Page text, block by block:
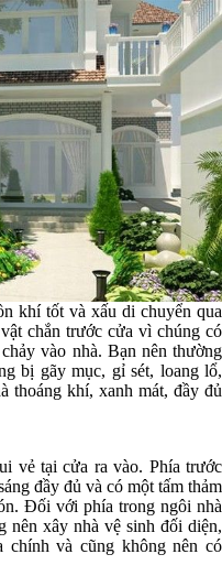
khí tốt và xấu di chuyển qua
chắn trước cửa vì chúng có
vào nhà. Bạn nên thường
bị gãy mục, gỉ sét, loang lổ,
thoáng khí, xanh mát, đầy đủ
vẻ tại cửa ra vào. Phía trước
đầy đủ và có một tấm thảm
Đối với phía trong ngôi nhà
nên xây nhà vệ sinh đối diện,
chính và cũng không nên có